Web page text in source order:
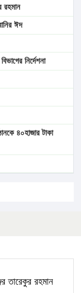
রহমান
ঈদ
নির্দেশনা
৪০হাজার টাকা
তারেকুর রহমান